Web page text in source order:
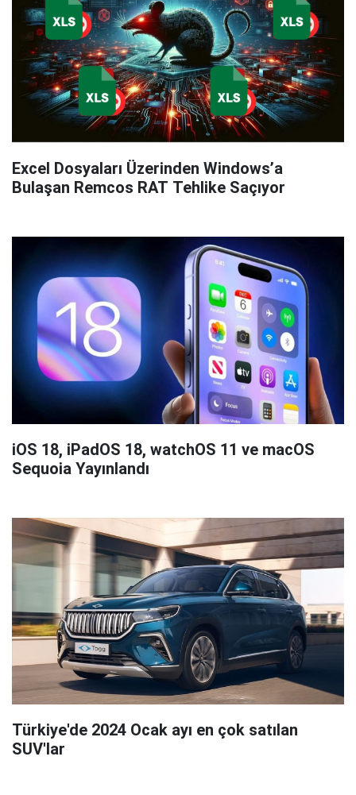
Excel Dosyaları Üzerinden Windows’a
Bulaşan Remcos RAT Tehlike Saçıyor
iOS 18, iPadOS 18, watchOS 11 ve macOS
Sequoia Yayınlandı
Türkiye'de 2024 Ocak ayı en çok satılan
SUV'lar